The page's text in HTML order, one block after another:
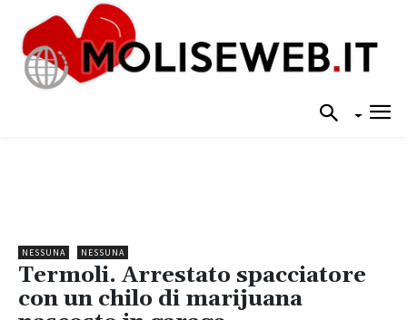
NESSUNA NESSUNA
Termoli. Arrestato spacciatore
con un chilo di marijuana